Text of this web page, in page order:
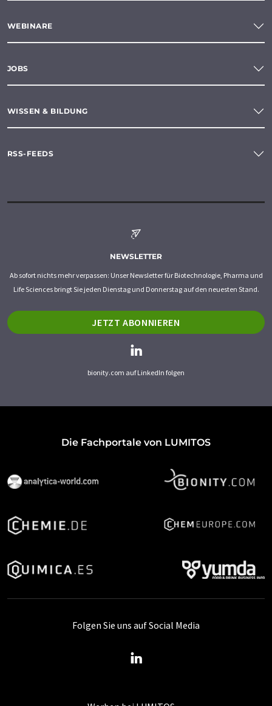
WEBINARE
JOBS
WISSEN & BILDUNG
RSS-FEEDS
NEWSLETTER
Ab sofort nichts mehr verpassen: Unser Newsletter für Biotechnologie, Pharma und
Life Sciences bringt Sie jeden Dienstag und Donnerstag auf den neuesten Stand.
JETZT ABONNIEREN
bionity.com auf LinkedIn folgen
Die Fachportale von LUMITOS
Folgen Sie uns auf Social Media